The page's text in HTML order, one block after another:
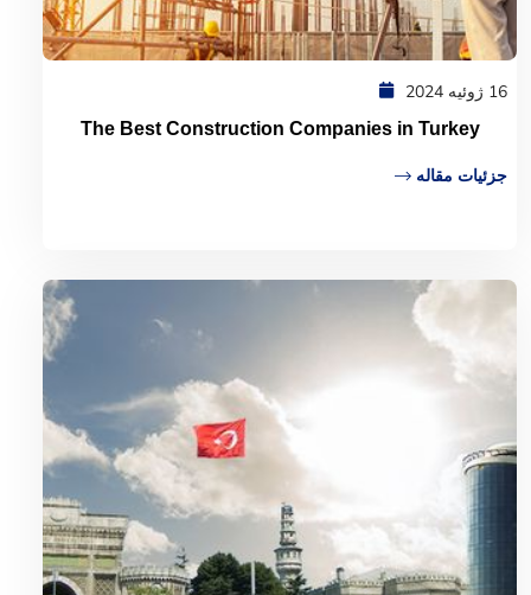
16 ژوئیه 2024
The Best Construction Companies in Turkey
جزئیات مقاله